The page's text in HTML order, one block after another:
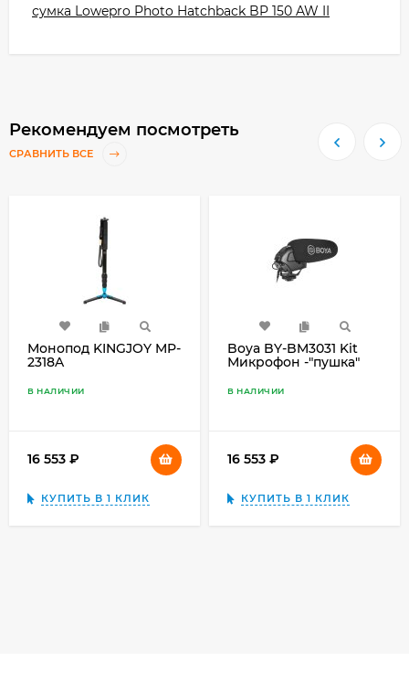
сумка Lowepro Photo Hatchback BP 150 AW II
Рекомендуем посмотреть
СРАВНИТЬ ВСЕ
Монопод KINGJOY MP-
2318A
В НАЛИЧИИ
16 553
КУПИТЬ В 1 КЛИК
Boya BY-BM3031 Kit
Микрофон -"пушка"
В НАЛИЧИИ
16 553
КУПИТЬ В 1 КЛИК